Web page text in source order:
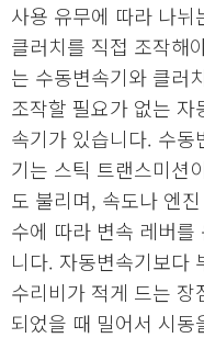
사용 유무에 따라 나뉘
클러치를 직접 조작해
는 수동변속기와 클러
조작할 필요가 없는 자
속기가 있습니다. 수동
기는 스틱 트랜스미션
도 불리며, 속도나 엔
수에 따라 변속 레버를
니다. 자동변속기보다
수리비가 적게 드는
되었을 때 밀어서 시